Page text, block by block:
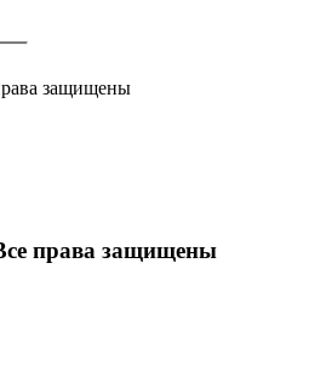
защищены
права защищены